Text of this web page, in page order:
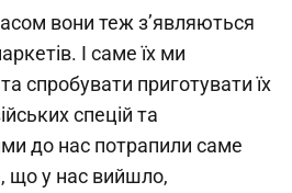
вони теж з’являються
І саме їх ми
спробувати приготувати їх
спецій та
до нас потрапили саме
що у нас вийшло,